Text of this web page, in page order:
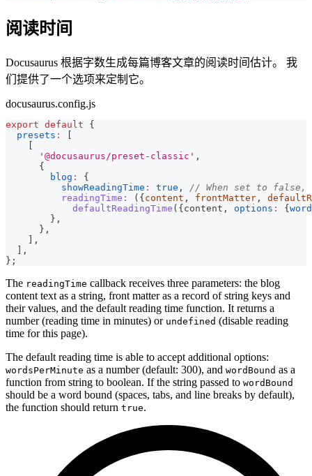
阅读时间
Docusaurus 根据字数生成每篇博客文章的阅读时间估计。 我
们提供了一个选项来定制它。
docusaurus.config.js
export default
{
presets :
'@docusaurus/preset-classic' ,
{
blog :
{
showReadingTime : true ,
// When set to false,
readingTime : ( { content , frontMatter ,
defaultReadingTime ( { content , options : {
} ,
} ,
,
,
} ;
The readingTime callback receives three parameters: the blog
content text as a string, front matter as a record of string keys and
their values, and the default reading time function. It returns a
number (reading time in minutes) or undefined (disable reading
time for this page).
The default reading time is able to accept additional options:
wordsPerMinute as a number (default: 300), and wordBound as a
function from string to boolean. If the string passed to wordBound
should be a word bound (spaces, tabs, and line breaks by default),
the function should return true.